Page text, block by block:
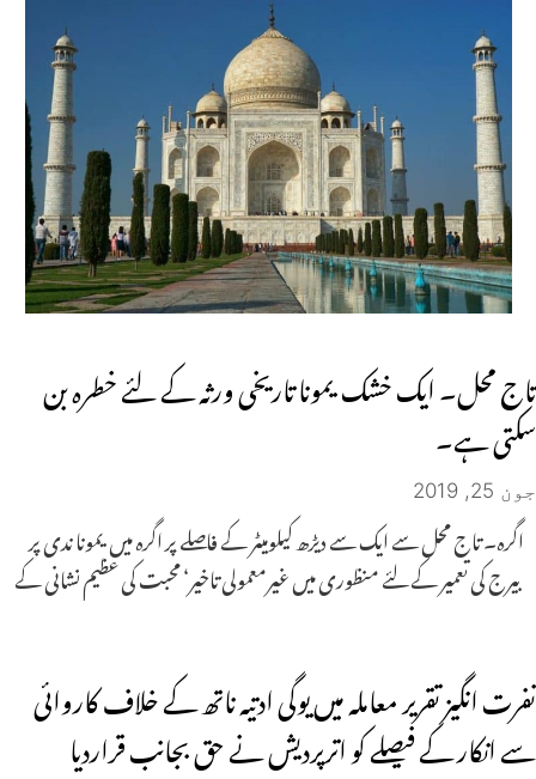
تاج محل۔ ایک خشک یمونا تاریخی ورثہ کے لئے خطرہ بن
سکتی ہے۔
جون 25, 2019
اگرہ۔ تاج محل سے ایک سے دیڑھ کیلومیٹر کے فاصلے پر اگرہ میں یمونا ندی پر
بیرج کی تعمیر کے لئے منظوری میں غیرمعمولی تاخیر‘ محبت کی عظیم نشانی کے
نفرت انگیز تقریر معاملہ میں یوگی ادتیہ ناتھ کے خلاف کاروائی
سے انکار کے فیصلے کو اترپردیش نے حق بجانب قراردیا